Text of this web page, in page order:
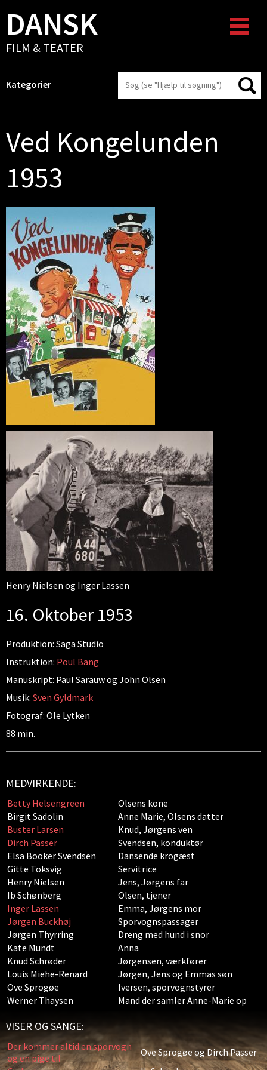
DANSK
FILM & TEATER
Kategorier
Ved Kongelunden
1953
Henry Nielsen og Inger Lassen
16. Oktober 1953
Produktion: Saga Studio
Instruktion: Poul Bang
Manuskript: Paul Sarauw og John Olsen
Musik: Sven Gyldmark
Fotograf: Ole Lytken
88 min.
MEDVIRKENDE:
Betty Helsengreen
Olsens kone
Birgit Sadolin
Anne Marie, Olsens datter
Buster Larsen
Knud, Jørgens ven
Dirch Passer
Svendsen, konduktør
Elsa Booker Svendsen
Dansende krogæst
Gitte Toksvig
Servitrice
Henry Nielsen
Jens, Jørgens far
Ib Schønberg
Olsen, tjener
Inger Lassen
Emma, Jørgens mor
Jørgen Buckhøj
Sporvognspassager
Jørgen Thyrring
Dreng med hund i snor
Kate Mundt
Anna
Knud Schrøder
Jørgensen, værkfører
Louis Miehe-Renard
Jørgen, Jens og Emmas søn
Ove Sprogøe
Iversen, sporvognstyrer
Werner Thaysen
Mand der samler Anne-Marie op
VISER OG SANGE:
Der kommer altid en sporvogn
og en pige til
Ove Sprogøe og Dirch Passer